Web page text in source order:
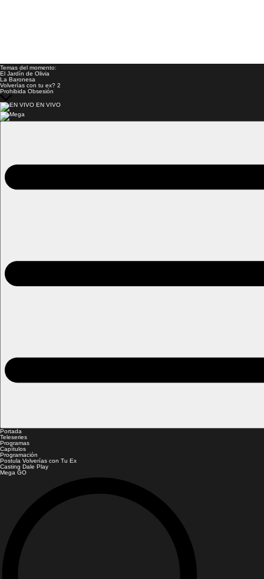
Temas del momento:
El Jardín de Olivia
La Baronesa
Volverías con tu ex? 2
Prohibida Obsesión
EN VIVO
Portada
Teleseries
Programas
Capítulos
Programación
Postula Volverías con Tu Ex
Casting Dale Play
Mega GO